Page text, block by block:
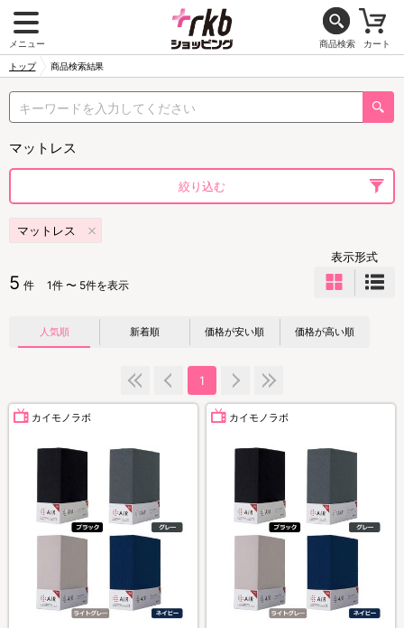
メニュー 商品検索 カート
トップ 商品検索結果
マットレス
絞り込む
マットレス
5 件 1件 〜 5件を表示
表示形式
人気順 新着順 価格が安い順 価格が高い順
1
カイモノラボ カイモノラボ